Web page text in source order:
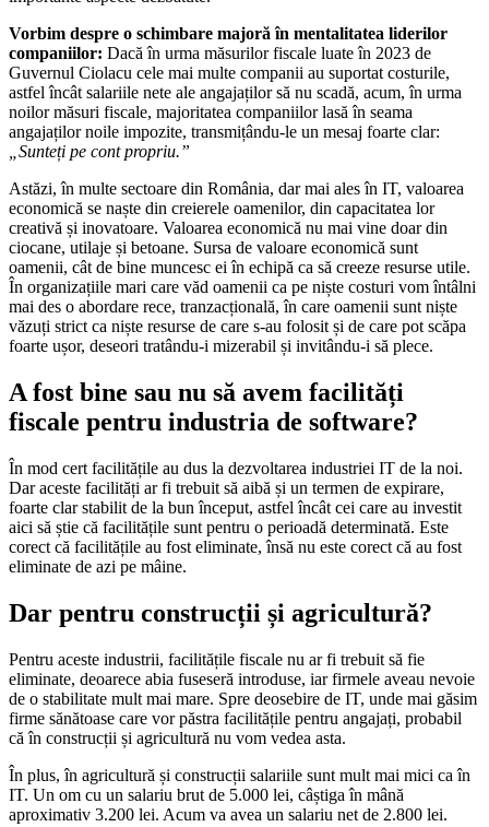
Vorbim despre o schimbare majoră în mentalitatea liderilor
companiilor: Dacă în urma măsurilor fiscale luate în 2023 de
Guvernul Ciolacu cele mai multe companii au suportat costurile,
astfel încât salariile nete ale angajaților să nu scadă, acum, în urma
noilor măsuri fiscale, majoritatea companiilor lasă în seama
angajaților noile impozite, transmițându-le un mesaj foarte clar:
„Sunteți pe cont propriu.”
Astăzi, în multe sectoare din România, dar mai ales în IT, valoarea
economică se naște din creierele oamenilor, din capacitatea lor
creativă și inovatoare. Valoarea economică nu mai vine doar din
ciocane, utilaje și betoane. Sursa de valoare economică sunt
oamenii, cât de bine muncesc ei în echipă ca să creeze resurse utile.
În organizațiile mari care văd oamenii ca pe niște costuri vom întâlni
mai des o abordare rece, tranzacțională, în care oamenii sunt niște
văzuți strict ca niște resurse de care s-au folosit și de care pot scăpa
foarte ușor, deseori tratându-i mizerabil și invitându-i să plece.
A fost bine sau nu să avem facilități
fiscale pentru industria de software?
În mod cert facilitățile au dus la dezvoltarea industriei IT de la noi.
Dar aceste facilități ar fi trebuit să aibă și un termen de expirare,
foarte clar stabilit de la bun început, astfel încât cei care au investit
aici să știe că facilitățile sunt pentru o perioadă determinată. Este
corect că facilitățile au fost eliminate, însă nu este corect că au fost
eliminate de azi pe mâine.
Dar pentru construcții și agricultură?
Pentru aceste industrii, facilitățile fiscale nu ar fi trebuit să fie
eliminate, deoarece abia fuseseră introduse, iar firmele aveau nevoie
de o stabilitate mult mai mare. Spre deosebire de IT, unde mai găsim
firme sănătoase care vor păstra facilitățile pentru angajați, probabil
că în construcții și agricultură nu vom vedea asta.
În plus, în agricultură și construcții salariile sunt mult mai mici ca în
IT. Un om cu un salariu brut de 5.000 lei, câștiga în mână
aproximativ 3.200 lei. Acum va avea un salariu net de 2.800 lei.